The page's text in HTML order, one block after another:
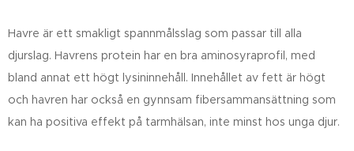
Havre är ett smakligt spannmålsslag som passar till alla
djurslag. Havrens protein har en bra aminosyraprofil, med
bland annat ett högt lysininnehåll. Innehållet av fett är högt
och havren har också en gynnsam fibersammansättning som
kan ha positiva effekt på tarmhälsan, inte minst hos unga djur.